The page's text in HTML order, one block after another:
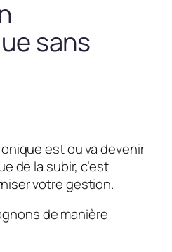
sans
est ou va devenir
de la subir, c’est
votre gestion.
de manière